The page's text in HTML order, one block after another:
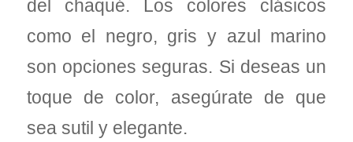
del chaqué. Los colores clásicos
como el negro, gris y azul marino
son opciones seguras. Si deseas un
toque de color, asegúrate de que
sea sutil y elegante.